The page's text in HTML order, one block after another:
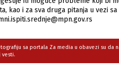
kao i za sva druga pitanja u vezi
sa portala Za media u obavezi su da
vesti.